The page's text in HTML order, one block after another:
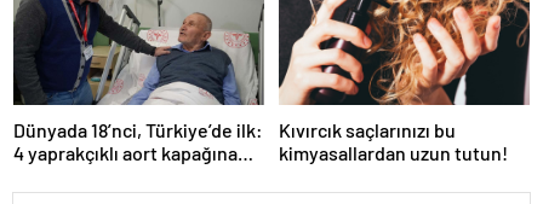
Dünyada 18’nci, Türkiye’de ilk:
4 yaprakçıklı aort kapağına
Kıvırcık saçlarınızı bu
kimyasallardan uzun tutun!